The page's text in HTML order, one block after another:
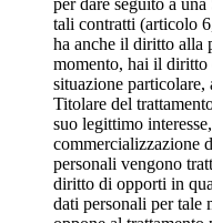
per dare seguito a
tali contratti (articolo
ha anche il diritto alla
momento, hai il diritto
situazione
Titolare del
suo legittimo
commercializzazione
personali vengono
diritto di opporti in
dati personali per tale